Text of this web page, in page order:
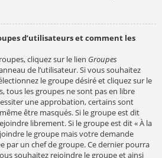
d’utilisateurs et comment les
cliquez sur le lien Groupes
de l’utilisateur. Si vous souhaitez
le groupe désiré et cliquez sur le
tous les groupes ne sont pas en libre
une approbation, certains sont
être masqués. Si le groupe est dit
librement. Si le groupe est dit « À la
le groupe mais votre demande
par un chef de groupe. Ce dernier pourra
souhaitez rejoindre le groupe et ainsi